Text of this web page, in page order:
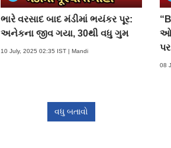
ભારે વરસાદ બાદ મંડીમાં ભયંકર પૂર:
અનેકના જીવ ગયા, 30થી વધુ ગુમ
10 July, 2025 02:35 IST | Mandi
08
વધુ બતાવો